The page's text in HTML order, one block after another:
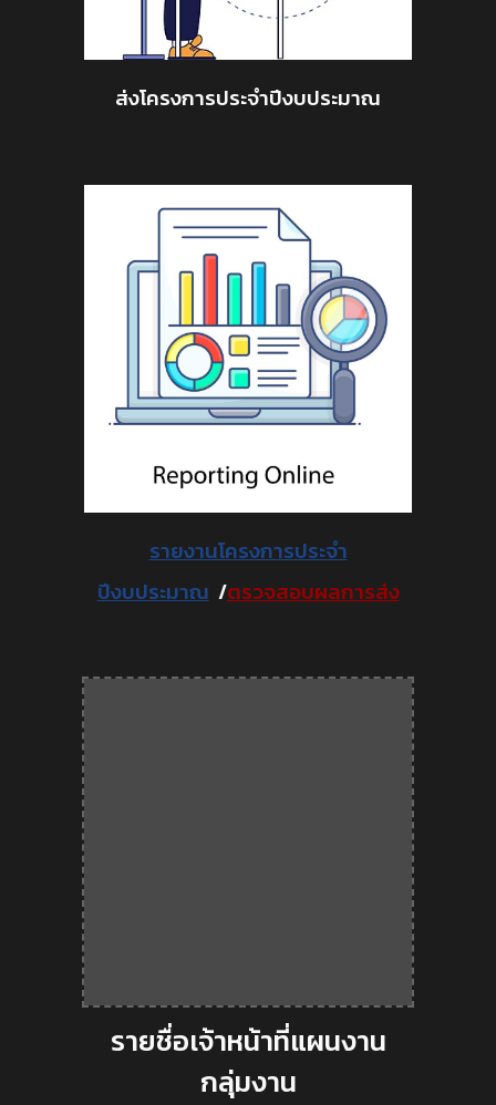
ส่งโครงการประจำปีงบประมาณ
รายงานโครงการประจำ
ปีงบประมาณ /ตรวจสอบผลการส่ง
รายชื่อเจ้าหน้าที่แผนงาน
กลุ่มงาน